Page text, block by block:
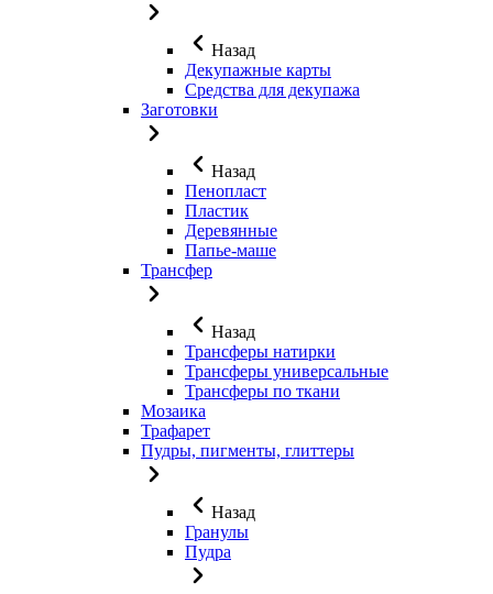
Назад
Декупажные карты
Средства для декупажа
Заготовки
Назад
Пенопласт
Пластик
Деревянные
Папье-маше
Трансфер
Назад
Трансферы натирки
Трансферы универсальные
Трансферы по ткани
Мозаика
Трафарет
Пудры, пигменты, глиттеры
Назад
Гранулы
Пудра